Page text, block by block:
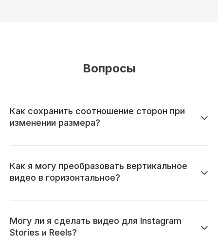
Вопросы
Как сохранить соотношение сторон при
изменении размера?
Как я могу преобразовать вертикальное
видео в горизонтальное?
Могу ли я сделать видео для Instagram
Stories и Reels?